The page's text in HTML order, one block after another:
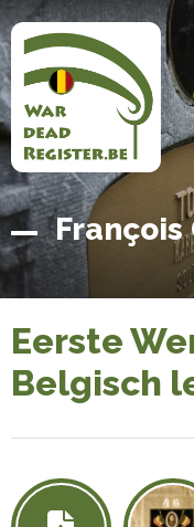
Overslaan
en
naar
de
inhoud
gaan
Home
Belgian
War
Dead
Register
François
Eerste
Belgisch